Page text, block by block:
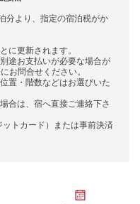
より、指定の宿泊税がか
に更新されます。
途お支払いが必要な場合が
お問合せください。
置・階数などはお選びいた
合は、宿へ直接ご連絡下さ
トカード）または事前決済